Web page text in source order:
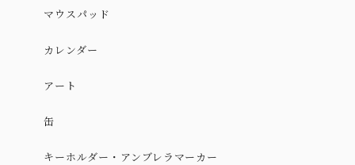
マウスパッド
カレンダー
アート
缶
キーホルダー・アンブレラマーカー